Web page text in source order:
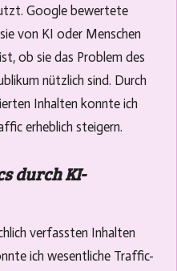
Google bewertete
von KI oder Menschen
ob sie das Problem des
nützlich sind. Durch
Inhalten konnte ich
erheblich steigern.
durch KI-
verfassten Inhalten
ich wesentliche Traffic-